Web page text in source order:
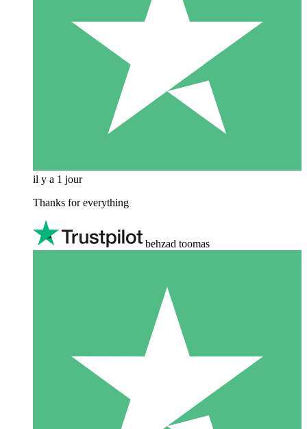
il y a 1 jour
Thanks for everything
behzad toomas